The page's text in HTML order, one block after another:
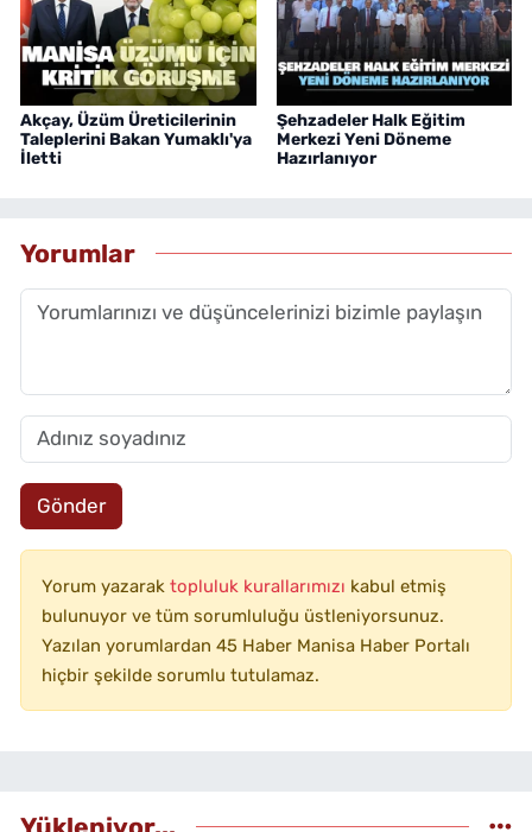
Akçay, Üzüm Üreticilerinin
Taleplerini Bakan Yumaklı'ya
İletti
Şehzadeler Halk Eğitim
Merkezi Yeni Döneme
Hazırlanıyor
Yorumlar
Gönder
Yorum yazarak topluluk kurallarımızı kabul etmiş
bulunuyor ve tüm sorumluluğu üstleniyorsunuz.
Yazılan yorumlardan 45 Haber Manisa Haber Portalı
hiçbir şekilde sorumlu tutulamaz.